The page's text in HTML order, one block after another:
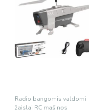
Radio bangomis valdomi
žaislai RC mašinos